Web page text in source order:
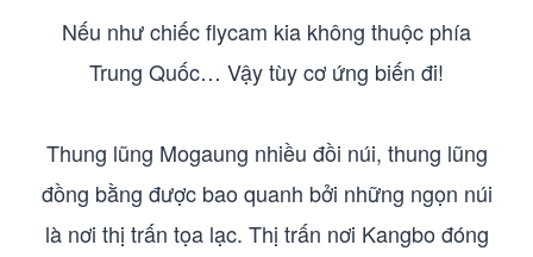
Nếu như chiếc flycam kia không thuộc phía
Trung Quốc… Vậy tùy cơ ứng biến đi!
Thung lũng Mogaung nhiều đồi núi, thung lũng
đồng bằng được bao quanh bởi những ngọn núi
là nơi thị trấn tọa lạc. Thị trấn nơi Kangbo đóng